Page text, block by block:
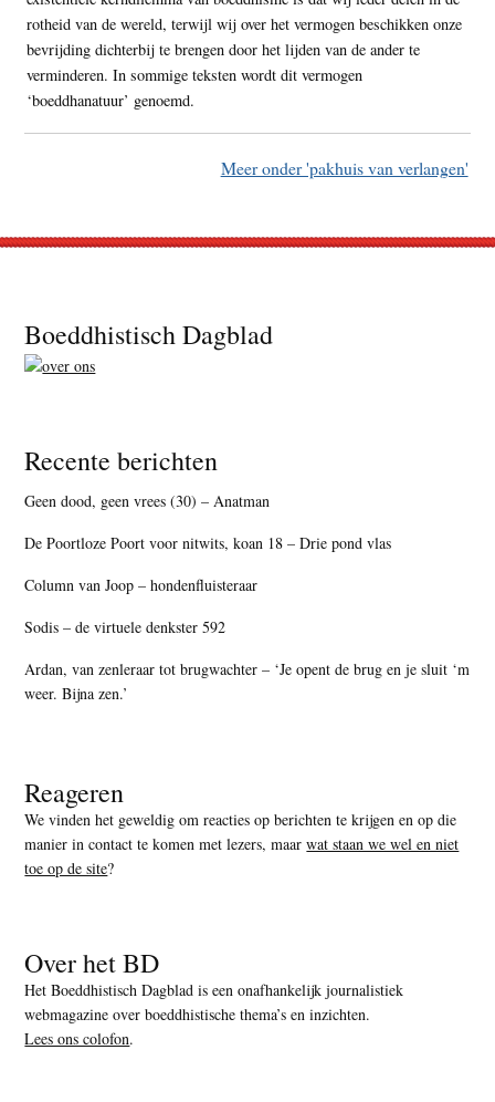
rotheid van de wereld, terwijl wij over het vermogen beschikken onze
bevrijding dichterbij te brengen door het lijden van de ander te
verminderen. In sommige teksten wordt dit vermogen
‘boeddhanatuur’ genoemd.
Meer onder 'pakhuis van verlangen'
Footer
Boeddhistisch Dagblad
Recente berichten
Geen dood, geen vrees (30) – Anatman
De Poortloze Poort voor nitwits, koan 18 – Drie pond vlas
Column van Joop – hondenfluisteraar
Sodis – de virtuele denkster 592
Ardan, van zenleraar tot brugwachter – ‘Je opent de brug en je sluit ‘m
weer. Bijna zen.’
Reageren
We vinden het geweldig om reacties op berichten te krijgen en op die
manier in contact te komen met lezers, maarwat staan we wel en niet
toe op de site?
Over het BD
Het Boeddhistisch Dagblad is een onafhankelijk journalistiek
webmagazine over boeddhistische thema’s en inzichten.
Lees ons colofon.